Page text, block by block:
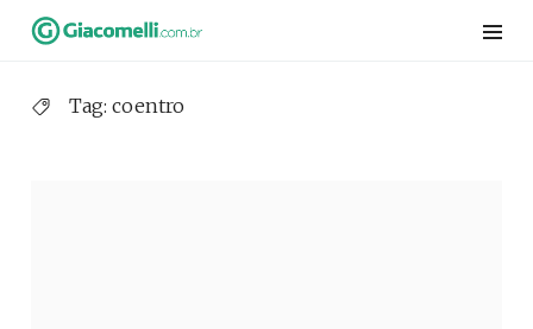
Skip
Tag: coentro